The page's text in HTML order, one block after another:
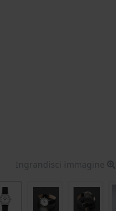
Ingrandisci immagine